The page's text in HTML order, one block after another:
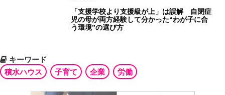
「支援学校より支援級が上」は誤解 自閉症
児の母が両方経験して分かった“わが子に合
う環境”の選び方
キーワード
積水ハウス
子育て 企業 労働